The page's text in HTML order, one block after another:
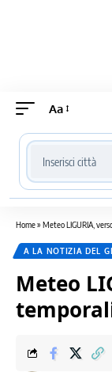
Aa
Cerca località
Home» Meteo LIGURIA,
A LA NOTIZIA DEL
Meteo